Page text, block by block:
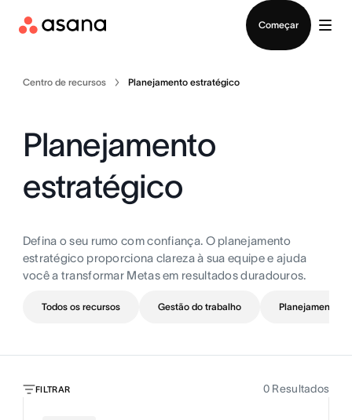
Começar
Centro de recursos Planejamento estratégico
Planejamento
estratégico
Defina o seu rumo com confiança. O planejamento
estratégico proporciona clareza à sua equipe e ajuda
você a transformar Metas em resultados duradouros.
Todos os recursos Gestão do trabalho Planejamento
FILTRAR 0 Resultados